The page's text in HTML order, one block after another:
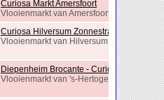
Curiosa Markt Amersfoort
Vlooienmarkt van Amersfoort
Curiosa Hilversum Zonnestraal Hilversum
Vlooienmarkt van Hilversum
Diepenheim Brocante - Curiosa
Vlooienmarkt van 's-Hertogenbosch